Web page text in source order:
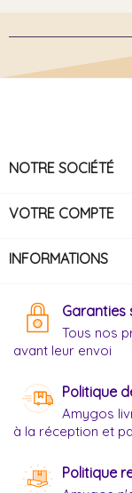
NOTRE SOCIÉTÉ
VOTRE COMPTE
INFORMATIONS
Garanties
Tous nos
avant leur envoi
Politique
Amygos
à la réception et
Politique